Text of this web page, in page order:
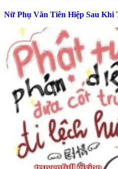
Nữ Phụ Văn Tiên Hiệp Sau Khi